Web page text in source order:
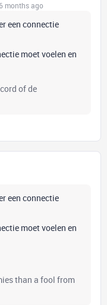
months ago
een connectie
moet voelen en
of de
een connectie
moet voelen en
than a fool from